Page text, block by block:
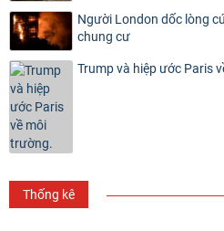
Người London dốc lòng
chung cư
Trump và hiệp ước Paris
Thống kê